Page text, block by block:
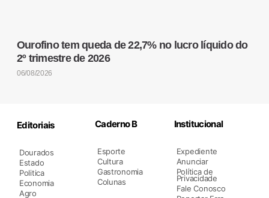
Ourofino tem queda de 22,7% no lucro líquido do
2º trimestre de 2026
06/08/2026
Editoriais
Dourados
Estado
Politica
Economia
Agro
Caderno B
Esporte
Cultura
Gastronomia
Colunas
Institucional
Expediente
Anunciar
Política de
Privacidade
Fale Conosco